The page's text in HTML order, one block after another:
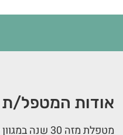
אודות המטפל/ת
מטפלת מזה 30 שנה במגוון לקויות התפתחות ולמידה במטרה לסייע לילדים, בני נוער ומשפחותיהם.